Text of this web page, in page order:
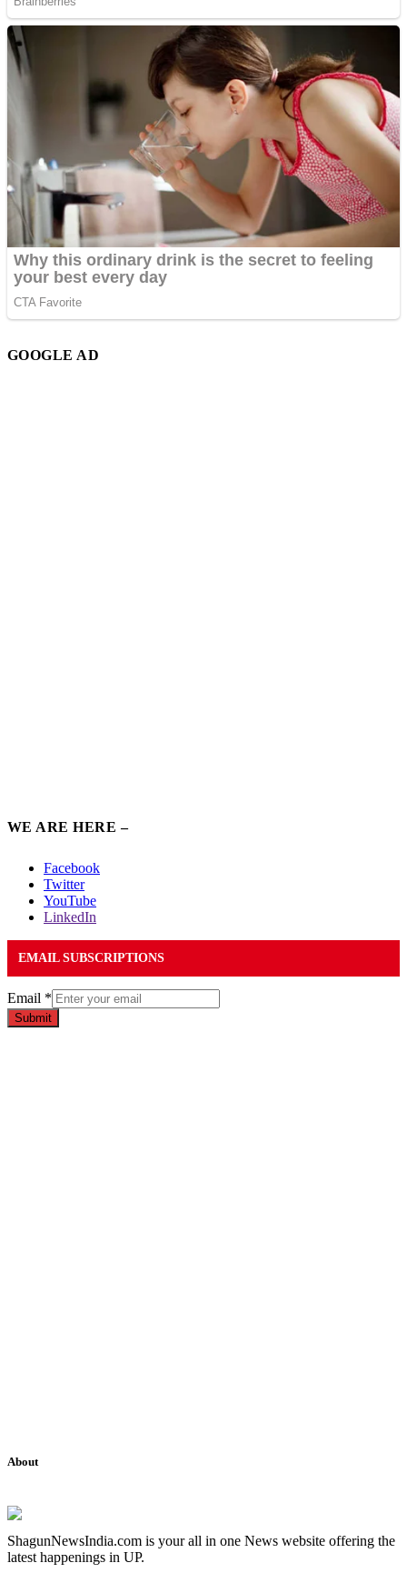
GOOGLE AD
WE ARE HERE –
Facebook
Twitter
YouTube
LinkedIn
EMAIL SUBSCRIPTIONS
Email *
Submit
About
ShagunNewsIndia.com is your all in one News website offering the
latest happenings in UP.